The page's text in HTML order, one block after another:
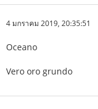
4 มกราคม 2019, 20:35:51
Oceano
Vero oro grundo